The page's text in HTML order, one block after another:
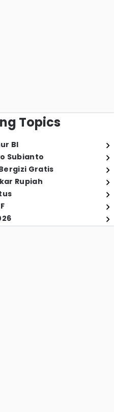
Topics
BI
Subianto
Gratis
Rupiah